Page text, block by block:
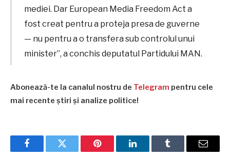
mediei. Dar European Media Freedom Act a
fost creat pentru a proteja presa de guverne
— nu pentru a o transfera sub controlul unui
minister”, a conchis deputatul Partidului MAN.
Abonează-te la canalul nostru de Telegram pentru cele
mai recente știri și analize politice!
FacebookTwitter Pinterest LinkedInTumblr Email